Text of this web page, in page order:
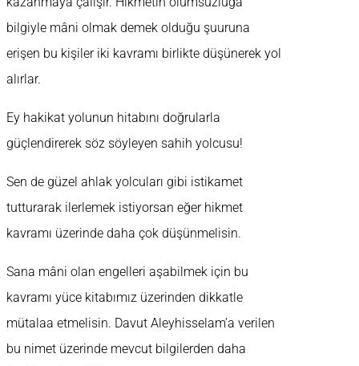
bilgiyle mâni olmak demek olduğu şuuruna
erişen bu kişiler iki kavramı birlikte düşünerek yol
alırlar.
Ey hakikat yolunun hitabını doğrularla
güçlendirerek söz söyleyen sahih yolcusu!
Sen de güzel ahlak yolcuları gibi istikamet
tutturarak ilerlemek istiyorsan eğer hikmet
kavramı üzerinde daha çok düşünmelisin.
Sana mâni olan engelleri aşabilmek için bu
kavramı yüce kitabımız üzerinden dikkatle
mütalaa etmelisin. Davut Aleyhisselam’a verilen
bu nimet üzerinde mevcut bilgilerden daha